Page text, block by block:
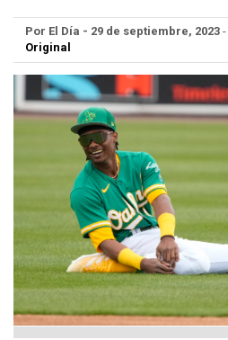
Por El Día - 29 de septiembre, 2023 -
Original